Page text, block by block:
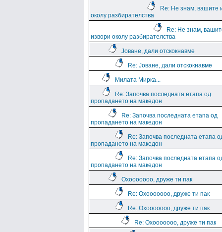
Re: Не знам, вашите
околу разбирателства
Re: Не знам,
извори околу разбирателства
Јоване, дали отскокнавме
Re: Јоване, дали отскокнавме
Милата Мирка...
Re: Започва последната етапа од
пропадането на македон
Re: Започва последната етапа од
пропадането на македон
Re: Започва последната етапа
пропадането на македон
Re: Започва последната етапа
пропадането на македон
Охооооооо, друже ти пак
Re: Охооооооо, друже ти пак
Re: Охооооооо, друже ти пак
Re: Охооооооо, друже ти пак